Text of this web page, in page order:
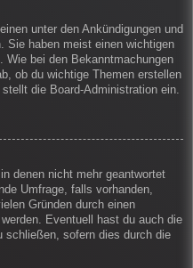
unter den Ankündigungen und
Sie haben meist einen wichtigen
Wie bei den Bekanntmachungen
ob du wichtige Themen erstellen
die Board-Administration ein.
denen nicht mehr geantwortet
Umfrage, falls vorhanden,
Gründen durch einen
Eventuell hast du auch die
schließen, sofern dies durch die